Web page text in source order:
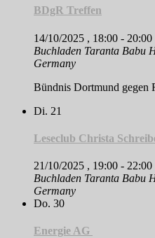
BDgR Treffen
14/10/2025 , 18:00 - 20:00
Buchladen Taranta Babu
Germany
Bündnis Dortmund gegen
Di. 21
Leseclub Christa
21/10/2025 , 19:00 - 22:00
Buchladen Taranta Babu
Germany
Do. 30
Energie AG